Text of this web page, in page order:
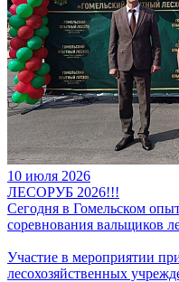
10 июля 2026
ЛЕСОРУБ 2026!!!
Сегодня в Гомельском
соревнования вальщиков
Участие в мероприятии
лесохозяйственных